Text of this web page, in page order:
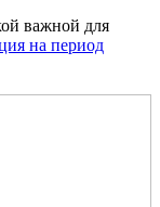
важной для
на период